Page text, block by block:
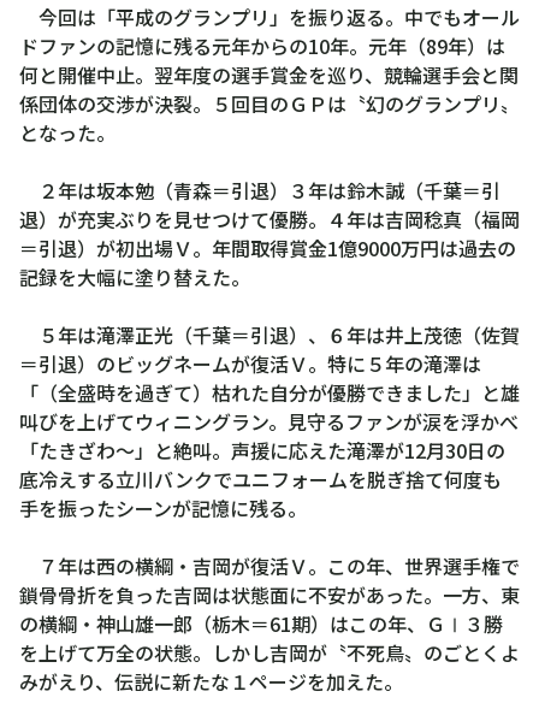
今回は「平成のグランプリ」を振り返る。中でもオール
ドファンの記憶に残る元年からの10年。元年（89年）は
何と開催中止。翌年度の選手賞金を巡り、競輪選手会と関
係団体の交渉が決裂。５回目のＧＰは〝幻のグランプリ〟
となった。
２年は坂本勉（青森＝引退）３年は鈴木誠（千葉＝引
退）が充実ぶりを見せつけて優勝。４年は吉岡稔真（福岡
＝引退）が初出場Ｖ。年間取得賞金1億9000万円は過去の
記録を大幅に塗り替えた。
５年は滝澤正光（千葉＝引退）、６年は井上茂徳（佐賀
＝引退）のビッグネームが復活Ｖ。特に５年の滝澤は
「（全盛時を過ぎて）枯れた自分が優勝できました」と雄
叫びを上げてウィニングラン。見守るファンが涙を浮かべ
「たきざわ～」と絶叫。声援に応えた滝澤が12月30日の
底冷えする立川バンクでユニフォームを脱ぎ捨て何度も
手を振ったシーンが記憶に残る。
７年は西の横綱・吉岡が復活Ｖ。この年、世界選手権で
鎖骨骨折を負った吉岡は状態面に不安があった。一方、東
の横綱・神山雄一郎（栃木＝61期）はこの年、ＧⅠ３勝
を上げて万全の状態。しかし吉岡が〝不死鳥〟のごとくよ
みがえり、伝説に新たな１ページを加えた。